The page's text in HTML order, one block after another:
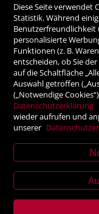
letter
Vorauskasse
SICHER
Diese Seite verwendet
Statistik. Während
Benutzerfreundlichkeit
personalisierte
Funktionen (z. B.
entscheiden, ob Sie
auf die Schaltfläche
Auswahl getroffen
(„Notwendige
Datenschutzerklärung
wieder aufrufen und
unserer